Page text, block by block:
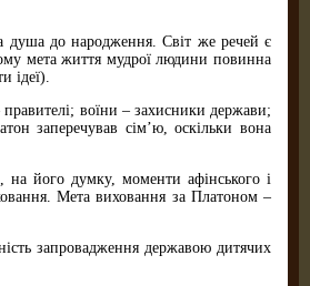
душа до народження. Світ же речей є
мета життя мудрої людини повинна
ідеї).
воїни – захисники держави;
заперечував сім’ю, оскільки вона
на його думку, моменти афінського i
Мета виховання за Платоном –
запровадження державою дитячих